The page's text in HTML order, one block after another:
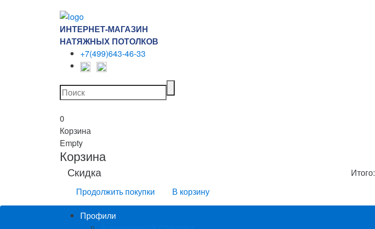
ИНТЕРНЕТ-МАГАЗИН
НАТЯЖНЫХ ПОТОЛКОВ
+7(499)643-46-33
0
Корзина
Empty
Корзина
Скидка
Итого:
Продолжить покупки
В корзину
Профили